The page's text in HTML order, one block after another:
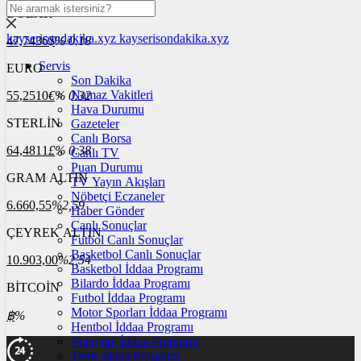
DOLAR
47,7436$% 0.18
EURO
55,2510€% 0.32
STERLİN
64,4811£% 0.38
GRAM ALTIN
6.660,55%2,59
ÇEYREK ALTIN
10.903,00%2,54
BİTCOİN
฿%
kayserisondakika.xyz kayserisondakika.xyz
Servis
Son Dakika
Namaz Vakitleri
Hava Durumu
Gazeteler
Canlı Borsa
Canlı TV
Puan Durumu
TV Yayın Akışları
Nöbetçi Eczaneler
Haber Gönder
Canlı Sonuçlar
Futbol Canlı Sonuçlar
Basketbol Canlı Sonuçlar
Basketbol İddaa Programı
Bilardo İddaa Programı
Futbol İddaa Programı
Motor Sporları İddaa Programı
Hentbol İddaa Programı
Voleybol İddaa Programı
Tenis İddaa Programı